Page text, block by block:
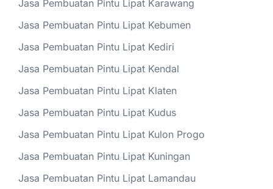
Jasa Pembuatan Pintu Lipat Karawang
Jasa Pembuatan Pintu Lipat Kebumen
Jasa Pembuatan Pintu Lipat Kediri
Jasa Pembuatan Pintu Lipat Kendal
Jasa Pembuatan Pintu Lipat Klaten
Jasa Pembuatan Pintu Lipat Kudus
Jasa Pembuatan Pintu Lipat Kulon Progo
Jasa Pembuatan Pintu Lipat Kuningan
Jasa Pembuatan Pintu Lipat Lamandau